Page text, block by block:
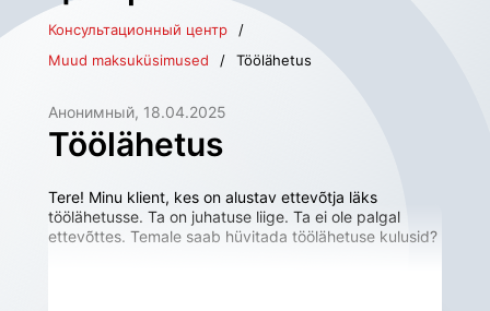
Консультационный центр
Muud maksuküsimused
Töölähetus
Анонимный, 18.04.2025
Töölähetus
Tere! Minu klient, kes on alustav ettevõtja läks
töölähetusse. Ta on juhatuse liige. Ta ei ole palgal
ettevõttes. Temale saab hüvitada töölähetuse kulusid?